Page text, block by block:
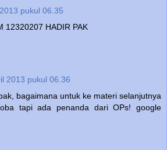
pukul 06.35
12320207 HADIR PAK
2013 pukul 06.36
bagaimana untuk ke materi selanjutnya
tapi ada penanda dari OPs! google